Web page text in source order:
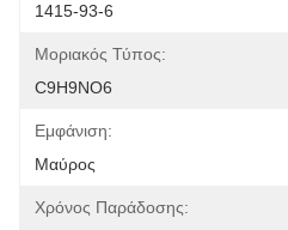
1415-93-6
Μοριακός Τύπος:
C9H9NO6
Εμφάνιση:
Μαύρος
Χρόνος Παράδοσης: